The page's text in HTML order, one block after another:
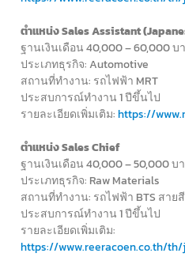
ตำแหน่ง Sales Assistant
ฐานเงินเดือน 40,000 – 60,000 บ
ประเภทธุรกิจ: Automotive
สถานที่ทำงาน: รถไฟฟ้า MRT
ประสบการณ์ทำงาน 1 ปีขึ้นไป
รายละเอียดเพิ่มเติม:https://
ตำแหน่ง Sales Chief
ฐานเงินเดือน 40,000 – 50,000 บ
ประเภทธุรกิจ: Raw Materials
สถานที่ทำงาน: รถไฟฟ้า BTS สาย
ประสบการณ์ทำงาน 1 ปีขึ้นไป
รายละเอียดเพิ่มเติม:
https://www.reeracoen.co.th/